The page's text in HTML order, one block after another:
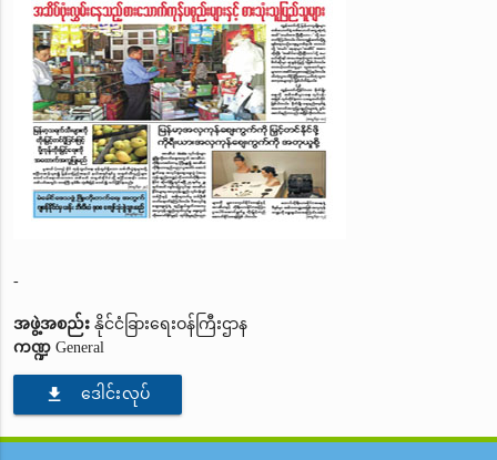
-
အဖွဲ့အစည်းနိုင်ငံခြားရေးဝန်ကြီးဌာန
ကဏ္ဍGeneral
file_download ဒေါင်းလုပ်